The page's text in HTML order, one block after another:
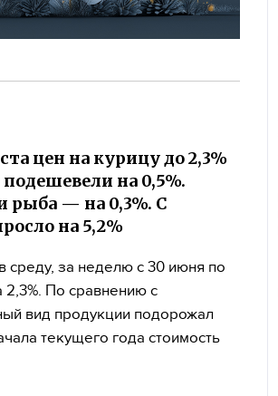
цен на курицу до 2,3%
на 0,5%.
рыба — на 0,3%. С
на 5,2%
среду, за неделю с 30 июня по
По сравнению с
вид продукции подорожал
текущего года стоимость